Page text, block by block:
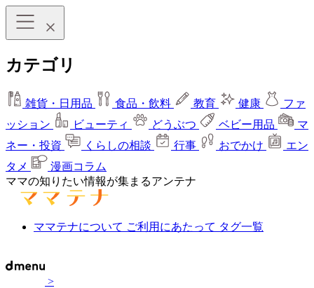
カテゴリ
雑貨・日用品 食品・飲料 教育 健康
ファ
ッション
ビューティ どうぶつ ベビー用品
マ
ネー・投資
くらしの相談 行事 おでかけ
エン
タメ
漫画コラム
ママの知りたい情報が集まるアンテナ
ママテナについて ご利用にあたって タグ一覧
>